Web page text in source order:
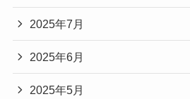
2025年7月
2025年6月
2025年5月